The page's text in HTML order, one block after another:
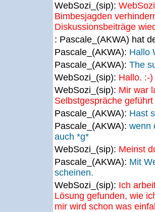
WebSozi_(sip):
Bimbesjagden
Diskussionsbeiträge
: Pascale_(AKWA) hat
Pascale_(AKWA): Hallo
Pascale_(AKWA): The
WebSozi_(sip): Hallo. :-)
WebSozi_(sip): Mir war
Selbstgespräche geführt
Pascale_(AKWA): Hast
Pascale_(AKWA): wenn
auch *g*
WebSozi_(sip): Meinst
Pascale_(AKWA): Mit
scheinen.
WebSozi_(sip): Ich
Lösung gefunden, wie
mir wird schon was